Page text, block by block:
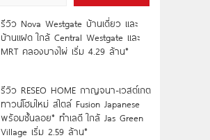
รีวิว Nova Westgate บ้านเดี่ยว และ
บ้านแฝด ใกล้ Central Westgate และ
MRT คลองบางไผ่ เริ่ม 4.29 ล้าน*
รีวิว RESEO HOME กาญจนา-เวสต์เกต
ทาวน์โฮมใหม่ สไตล์ Fusion Japanese
พร้อมชั้นลอย* ทำเลดี ใกล้ Jas Green
Village เริ่ม 2.59 ล้าน*